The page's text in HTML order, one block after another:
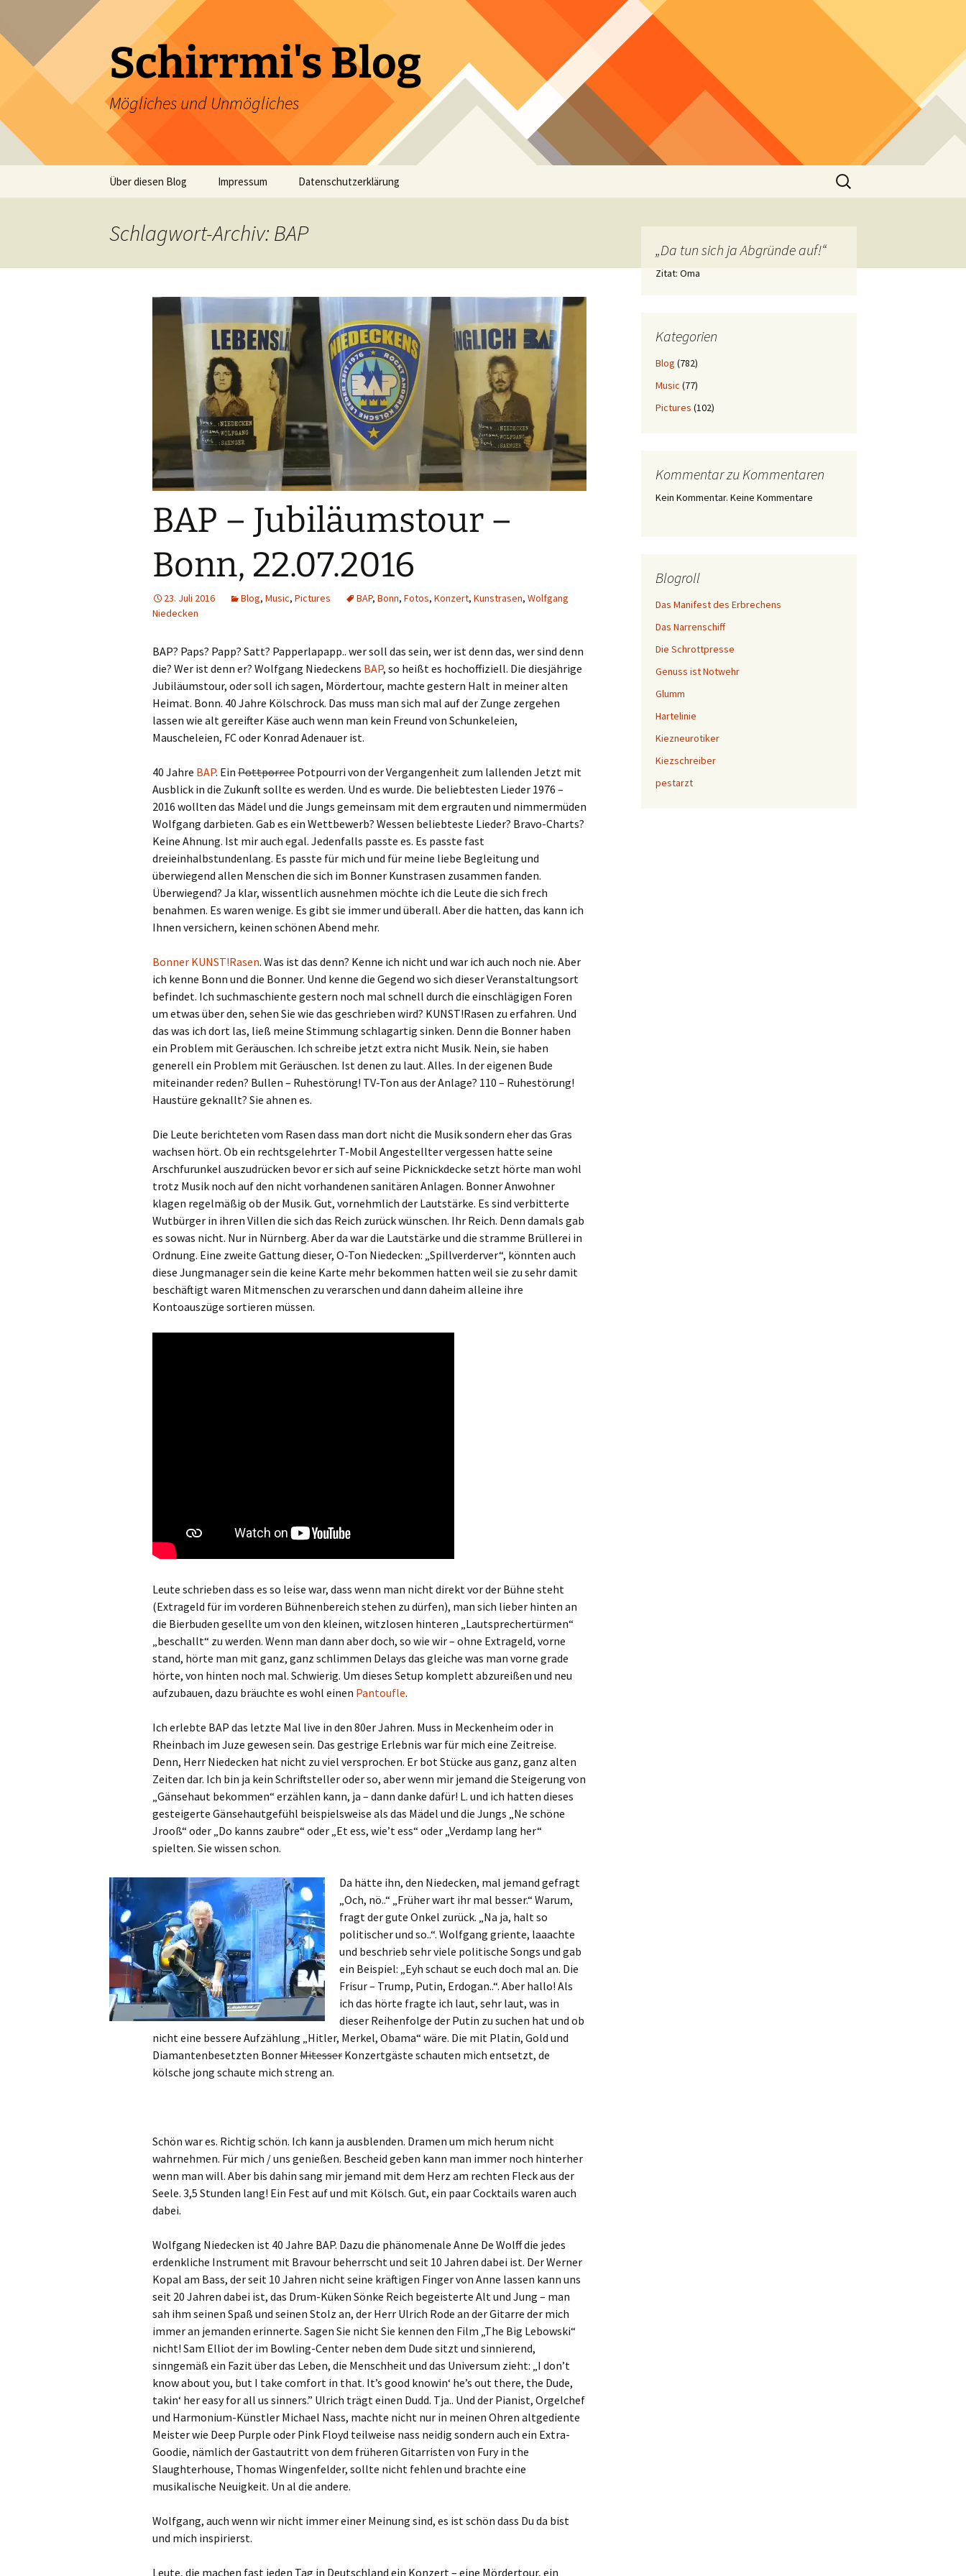
springen
Schirrmi's Blog
Mögliches und Unmögliches
Über diesen Blog Impressum Datenschutzerklärung
Suchen
nach:
Schlagwort-Archiv: BAP
BAP – Jubiläumstour –
Bonn, 22.07.2016
23. Juli 2016 Blog, Music, Pictures BAP, Bonn, Fotos, Konzert, Kunstrasen, Wolfgang
Niedecken
BAP? Paps? Papp? Satt? Papperlapapp.. wer soll das sein, wer ist denn das, wer sind denn
die? Wer ist denn er? Wolfgang Niedeckens BAP, so heißt es hochoffiziell. Die diesjährige
Jubiläumstour, oder soll ich sagen, Mördertour, machte gestern Halt in meiner alten
Heimat. Bonn. 40 Jahre Kölschrock. Das muss man sich mal auf der Zunge zergehen
lassen wie alt gereifter Käse auch wenn man kein Freund von Schunkeleien,
Mauscheleien, FC oder Konrad Adenauer ist.
40 Jahre BAP. Ein Pottporree Potpourri von der Vergangenheit zum lallenden Jetzt mit
Ausblick in die Zukunft sollte es werden. Und es wurde. Die beliebtesten Lieder 1976 –
2016 wollten das Mädel und die Jungs gemeinsam mit dem ergrauten und nimmermüden
Wolfgang darbieten. Gab es ein Wettbewerb? Wessen beliebteste Lieder? Bravo-Charts?
Keine Ahnung. Ist mir auch egal. Jedenfalls passte es. Es passte fast
dreieinhalbstundenlang. Es passte für mich und für meine liebe Begleitung und
überwiegend allen Menschen die sich im Bonner Kunstrasen zusammen fanden.
Überwiegend? Ja klar, wissentlich ausnehmen möchte ich die Leute die sich frech
benahmen. Es waren wenige. Es gibt sie immer und überall. Aber die hatten, das kann ich
Ihnen versichern, keinen schönen Abend mehr.
Bonner KUNST!Rasen. Was ist das denn? Kenne ich nicht und war ich auch noch nie. Aber
ich kenne Bonn und die Bonner. Und kenne die Gegend wo sich dieser Veranstaltungsort
befindet. Ich suchmaschiente gestern noch mal schnell durch die einschlägigen Foren
um etwas über den, sehen Sie wie das geschrieben wird? KUNST!Rasen zu erfahren. Und
das was ich dort las, ließ meine Stimmung schlagartig sinken. Denn die Bonner haben
ein Problem mit Geräuschen. Ich schreibe jetzt extra nicht Musik. Nein, sie haben
generell ein Problem mit Geräuschen. Ist denen zu laut. Alles. In der eigenen Bude
miteinander reden? Bullen – Ruhestörung! TV-Ton aus der Anlage? 110 – Ruhestörung!
Haustüre geknallt? Sie ahnen es.
Die Leute berichteten vom Rasen dass man dort nicht die Musik sondern eher das Gras
wachsen hört. Ob ein rechtsgelehrter T-Mobil Angestellter vergessen hatte seine
Arschfurunkel auszudrücken bevor er sich auf seine Picknickdecke setzt hörte man wohl
trotz Musik noch auf den nicht vorhandenen sanitären Anlagen. Bonner Anwohner
klagen regelmäßig ob der Musik. Gut, vornehmlich der Lautstärke. Es sind verbitterte
Wutbürger in ihren Villen die sich das Reich zurück wünschen. Ihr Reich. Denn damals gab
es sowas nicht. Nur in Nürnberg. Aber da war die Lautstärke und die stramme Brüllerei in
Ordnung. Eine zweite Gattung dieser, O-Ton Niedecken: „Spillverderver“, könnten auch
diese Jungmanager sein die keine Karte mehr bekommen hatten weil sie zu sehr damit
beschäftigt waren Mitmenschen zu verarschen und dann daheim alleine ihre
Kontoauszüge sortieren müssen.
Leute schrieben dass es so leise war, dass wenn man nicht direkt vor der Bühne steht
(Extrageld für im vorderen Bühnenbereich stehen zu dürfen), man sich lieber hinten an
die Bierbuden gesellte um von den kleinen, witzlosen hinteren „Lautsprechertürmen“
„beschallt“ zu werden. Wenn man dann aber doch, so wie wir – ohne Extrageld, vorne
stand, hörte man mit ganz, ganz schlimmen Delays das gleiche was man vorne grade
hörte, von hinten noch mal. Schwierig. Um dieses Setup komplett abzureißen und neu
aufzubauen, dazu bräuchte es wohl einen Pantoufle.
Ich erlebte BAP das letzte Mal live in den 80er Jahren. Muss in Meckenheim oder in
Rheinbach im Juze gewesen sein. Das gestrige Erlebnis war für mich eine Zeitreise.
Denn, Herr Niedecken hat nicht zu viel versprochen. Er bot Stücke aus ganz, ganz alten
Zeiten dar. Ich bin ja kein Schriftsteller oder so, aber wenn mir jemand die Steigerung von
„Gänsehaut bekommen“ erzählen kann, ja – dann danke dafür! L. und ich hatten dieses
gesteigerte Gänsehautgefühl beispielsweise als das Mädel und die Jungs „Ne schöne
Jrooß“ oder „Do kanns zaubre“ oder „Et ess, wie’t ess“ oder „Verdamp lang her“
spielten. Sie wissen schon.
Da hätte ihn, den Niedecken, mal jemand gefragt
„Och, nö..“ „Früher wart ihr mal besser.“ Warum,
fragt der gute Onkel zurück. „Na ja, halt so
politischer und so..“. Wolfgang griente, laaachte
und beschrieb sehr viele politische Songs und gab
ein Beispiel: „Eyh schaut se euch doch mal an. Die
Frisur – Trump, Putin, Erdogan..“. Aber hallo! Als
ich das hörte fragte ich laut, sehr laut, was in
dieser Reihenfolge der Putin zu suchen hat und ob
nicht eine bessere Aufzählung „Hitler, Merkel, Obama“ wäre. Die mit Platin, Gold und
Diamantenbesetzten BonnerMitesser Konzertgäste schauten mich entsetzt, de
kölsche jong schaute mich streng an.
Schön war es. Richtig schön. Ich kann ja ausblenden. Dramen um mich herum nicht
wahrnehmen. Für mich / uns genießen. Bescheid geben kann man immer noch hinterher
wenn man will. Aber bis dahin sang mir jemand mit dem Herz am rechten Fleck aus der
Seele. 3,5 Stunden lang! Ein Fest auf und mit Kölsch. Gut, ein paar Cocktails waren auch
dabei.
Wolfgang Niedecken ist 40 Jahre BAP. Dazu die phänomenale Anne De Wolff die jedes
erdenkliche Instrument mit Bravour beherrscht und seit 10 Jahren dabei ist. Der Werner
Kopal am Bass, der seit 10 Jahren nicht seine kräftigen Finger von Anne lassen kann uns
seit 20 Jahren dabei ist, das Drum-Küken Sönke Reich begeisterte Alt und Jung – man
sah ihm seinen Spaß und seinen Stolz an, der Herr Ulrich Rode an der Gitarre der mich
immer an jemanden erinnerte. Sagen Sie nicht Sie kennen den Film „The Big Lebowski“
nicht! Sam Elliot der im Bowling-Center neben dem Dude sitzt und sinnierend,
sinngemäß ein Fazit über das Leben, die Menschheit und das Universum zieht: „I don’t
know about you, but I take comfort in that. It’s good knowin‘ he’s out there, the Dude,
takin‘ her easy for all us sinners.” Ulrich trägt einen Dudd. Tja.. Und der Pianist, Orgelchef
und Harmonium-Künstler Michael Nass, machte nicht nur in meinen Ohren altgediente
Meister wie Deep Purple oder Pink Floyd teilweise nass neidig sondern auch ein Extra-
Goodie, nämlich der Gastautritt von dem früheren Gitarristen von Fury in the
Slaughterhouse, Thomas Wingenfelder, sollte nicht fehlen und brachte eine
musikalische Neuigkeit. Un al die andere.
Wolfgang, auch wenn wir nicht immer einer Meinung sind, es ist schön dass Du da bist
und mich inspirierst.
Leute, die machen fast jeden Tag in Deutschland ein Konzert – eine Mördertour, ein
„Da tun sich ja Abgründe auf!“
Zitat: Oma
Kategorien
Blog (782)
Music (77)
Pictures (102)
Kommentar zu Kommentaren
Kein Kommentar. Keine Kommentare
Blogroll
Das Manifest des Erbrechens
Das Narrenschiff
Die Schrottpresse
Genuss ist Notwehr
Glumm
Hartelinie
Kiezneurotiker
Kiezschreiber
pestarzt